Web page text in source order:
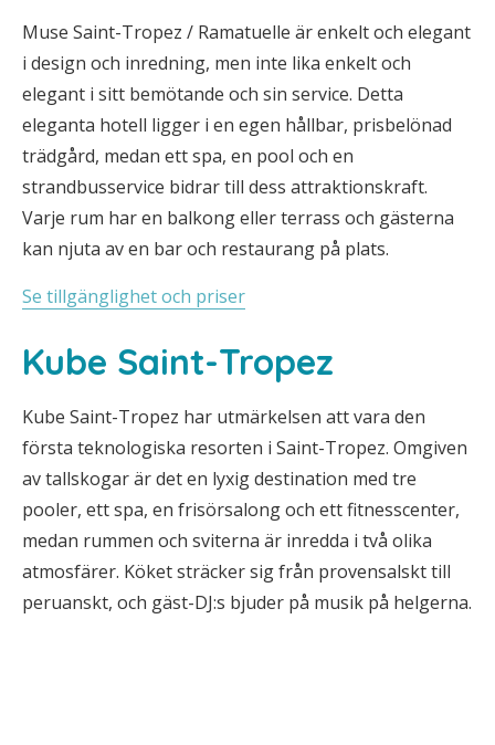
Muse Saint-Tropez / Ramatuelle är enkelt och elegant
i design och inredning, men inte lika enkelt och
elegant i sitt bemötande och sin service. Detta
eleganta hotell ligger i en egen hållbar, prisbelönad
trädgård, medan ett spa, en pool och en
strandbusservice bidrar till dess attraktionskraft.
Varje rum har en balkong eller terrass och gästerna
kan njuta av en bar och restaurang på plats.
Se tillgänglighet och priser
Kube Saint-Tropez
Kube Saint-Tropez har utmärkelsen att vara den
första teknologiska resorten i Saint-Tropez. Omgiven
av tallskogar är det en lyxig destination med tre
pooler, ett spa, en frisörsalong och ett fitnesscenter,
medan rummen och sviterna är inredda i två olika
atmosfärer. Köket sträcker sig från provensalskt till
peruanskt, och gäst-DJ:s bjuder på musik på helgerna.